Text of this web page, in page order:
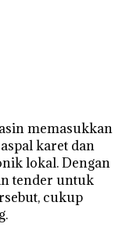
memasukkan
karet dan
lokal. Dengan
tender untuk
cukup